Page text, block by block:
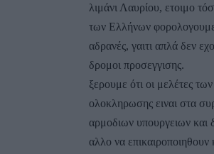
λιμάνι Λαυρίου, ετοιμο
των Ελλήνων
αδρανές, γαιτι απλά δεν
δρομοι προσεγγισης.
ξερουμε ότι οι μελέτες
ολοκληρωσης ειναι στα
αρμοδιων υπουργειων και
αλλο να